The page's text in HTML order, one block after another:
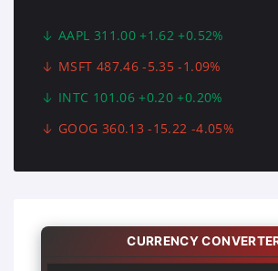
AAPL 311.00 +1.62 +0.52%
MSFT 487.46 -5.35 -1.09%
INTC 101.06 +0.20 +0.20%
GOOG 360.13 -15.22 -4.05%